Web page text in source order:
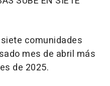
comunidades
mes de abril más
de 2025.